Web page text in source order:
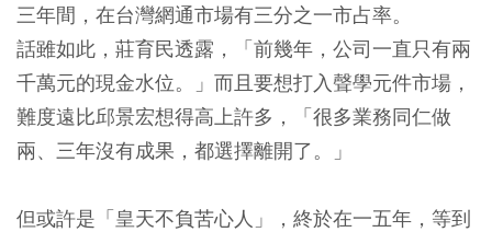
三年間，在台灣網通市場有三分之一市占率。
話雖如此，莊育民透露，「前幾年，公司一直只有兩
千萬元的現金水位。」而且要想打入聲學元件市場，
難度遠比邱景宏想得高上許多，「很多業務同仁做
兩、三年沒有成果，都選擇離開了。」
但或許是「皇天不負苦心人」，終於在一五年，等到